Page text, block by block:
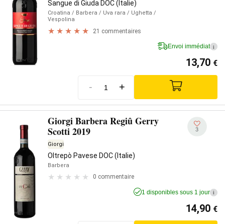
Sangue di Giuda DOC (Italie)
Croatina / Barbera / Uva rara / Ughetta /
Vespolina
21 commentaires
Envoi immédiat i
13,70 €
- +
Giorgi Barbera Regiû Gerry
Scotti 2019
Giorgi
Oltrepò Pavese DOC (Italie)
Barbera
0 commentaire
3
1 disponibles sous 1 jour i
14,90 €